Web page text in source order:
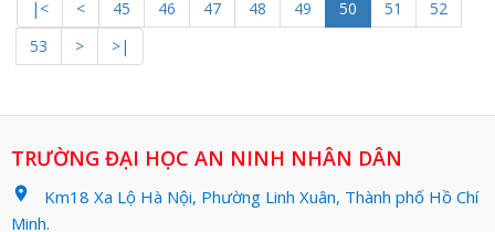
|< < 45 46 47 48 49 50 51
52
53
> >|
TRƯỜNG ĐẠI HỌC AN NINH NHÂN DÂN
location_on
Km18 Xa Lộ Hà Nội, Phường Linh Xuân, Thành phố Hồ Chí
Minh.